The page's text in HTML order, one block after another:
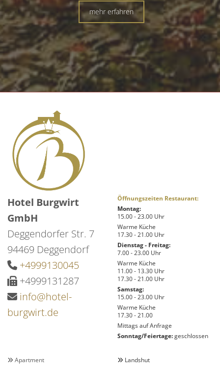
mehr erfahren
Hotel Burgwirt
GmbH
Deggendorfer Str. 7
94469 Deggendorf
 +4999130045
 +4999131287
 info@hotel-
burgwirt.de
Öffnungszeiten Restaurant:
Montag:
15.00 - 23.00 Uhr
Warme Küche
17.30 - 21.00 Uhr
Dienstag - Freitag:
7.00 - 23.00 Uhr
Warme Küche
11.00 - 13.30 Uhr
17.30 - 21.00 Uhr
Samstag:
15.00 - 23.00 Uhr
Warme Küche
17.30 - 21.00
Mittags auf Anfrage
Sonntag/Feiertage:geschlossen
 Apartment  Landshut